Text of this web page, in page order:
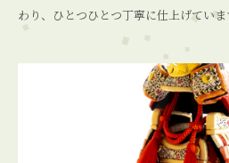
わり、ひとつひとつ丁寧に仕上げていま